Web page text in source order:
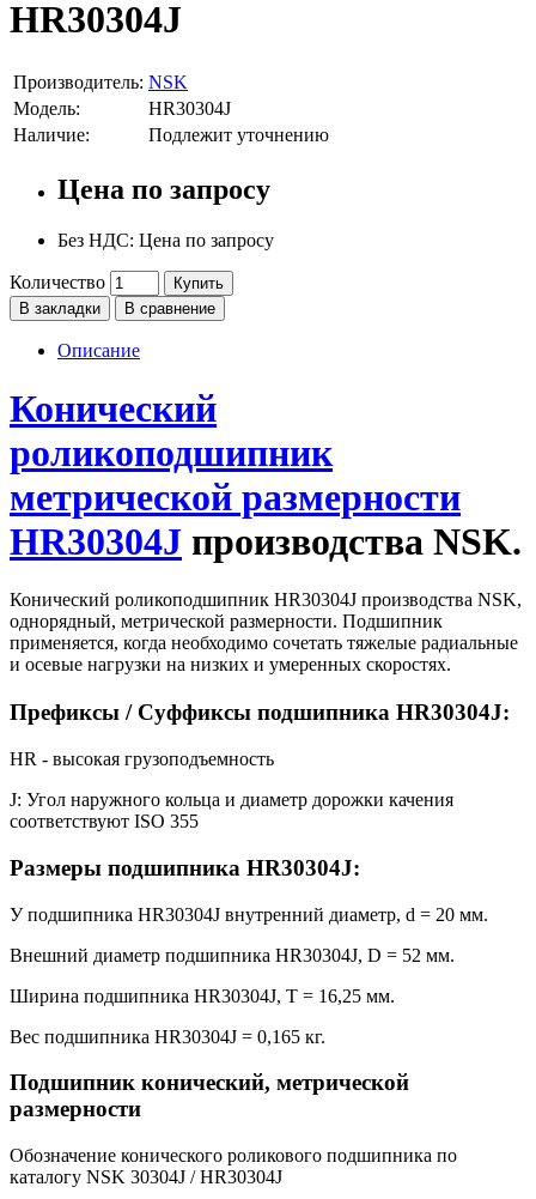
HR30304J
Производитель: NSK
Модель:
HR30304J
Наличие:
Подлежит уточнению
Цена по запросу
Без НДС: Цена по запросу
Количество
Купить
В закладки
В сравнение
Описание
Конический
роликоподшипник
метрической размерности
HR30304J производства NSK.
Конический роликоподшипник HR30304J производства NSK,
однорядный, метрической размерности. Подшипник
применяется, когда необходимо сочетать тяжелые радиальные
и осевые нагрузки на низких и умеренных скоростях.
Префиксы / Суффиксы подшипника HR30304J:
HR - высокая грузоподъемность
J: Угол наружного кольца и диаметр дорожки качения
соответствуют ISO 355
Размеры подшипника HR30304J:
У подшипника HR30304J внутренний диаметр, d = 20 мм.
Внешний диаметр подшипника HR30304J, D = 52 мм.
Ширина подшипника HR30304J, T = 16,25 мм.
Вес подшипника HR30304J = 0,165 кг.
Подшипник конический, метрической
размерности
Обозначение конического роликового подшипника по
каталогу NSK 30304J / HR30304J